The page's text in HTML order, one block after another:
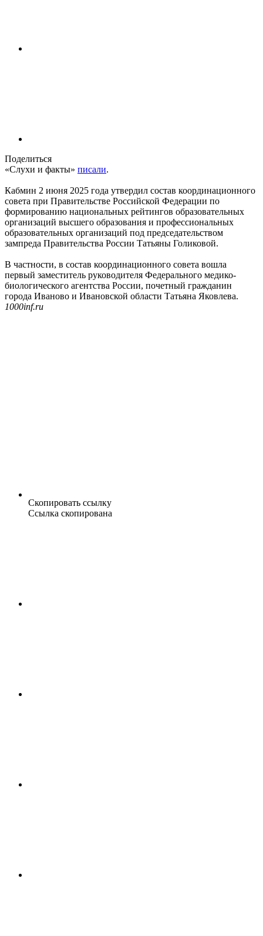
Поделиться
«Слухи и факты» писали.
Кабмин 2 июня 2025 года утвердил состав координационного
совета при Правительстве Российской Федерации по
формированию национальных рейтингов образовательных
организаций высшего образования и профессиональных
образовательных организаций под председательством
зампреда Правительства России Татьяны Голиковой.
В частности, в состав координационного совета вошла
первый заместитель руководителя Федерального медико-
биологического агентства России, почетный гражданин
города Иваново и Ивановской области Татьяна Яковлева.
1000inf.ru
Скопировать ссылку
Ссылка скопирована